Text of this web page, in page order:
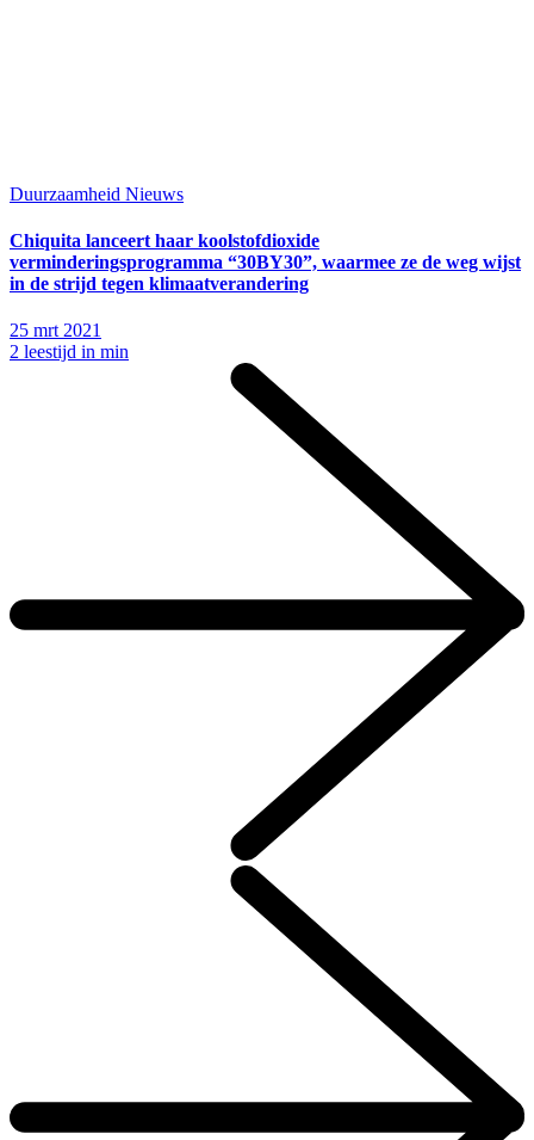
Duurzaamheid Nieuws
Chiquita lanceert haar koolstofdioxide
verminderingsprogramma “30BY30”, waarmee ze de weg wijst
in de strijd tegen klimaatverandering
25 mrt 2021
2 leestijd in min